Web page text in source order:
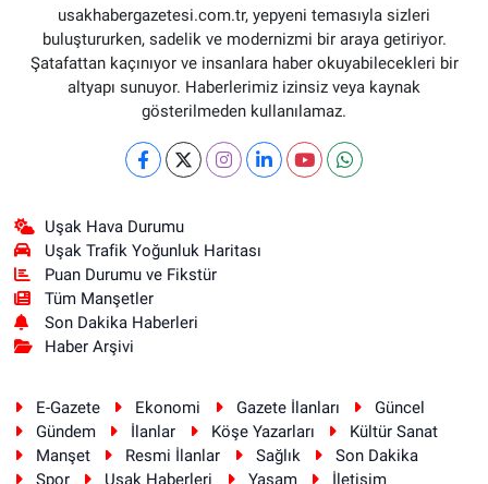
usakhabergazetesi.com.tr, yepyeni temasıyla sizleri
buluştururken, sadelik ve modernizmi bir araya getiriyor.
Şatafattan kaçınıyor ve insanlara haber okuyabilecekleri bir
altyapı sunuyor. Haberlerimiz izinsiz veya kaynak
gösterilmeden kullanılamaz.
Uşak Hava Durumu
Uşak Trafik Yoğunluk Haritası
Puan Durumu ve Fikstür
Tüm Manşetler
Son Dakika Haberleri
Haber Arşivi
E-Gazete Ekonomi Gazete İlanları
Güncel
Gündem
İlanlar Köşe Yazarları
Kültür Sanat
Manşet
Resmi İlanlar Sağlık
Son Dakika
Spor
Uşak Haberleri Yaşam İletişim